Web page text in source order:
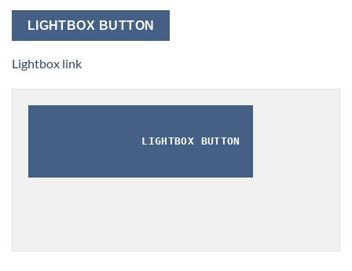
LIGHTBOX BUTTON
Lightbox link
LIGHTBOX BUTTON